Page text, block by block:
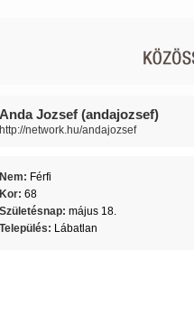
Anda Jozsef (andajozsef)
http://network.hu/andajozsef
Nem: Férfi
Kor: 68
Születésnap: május 18.
Település: Lábatlan